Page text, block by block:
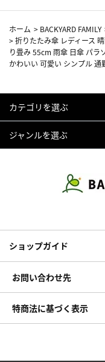
ホーム > BACKYARD FAMILY
>折りたたみ傘 レディース
り畳み 55cm 雨傘 日傘 パラ
かわいい 可愛い シンプル
カテゴリを選ぶ
ジャンルを選ぶ
ショップガイド
お問い合わせ先
特商法に基づく表示